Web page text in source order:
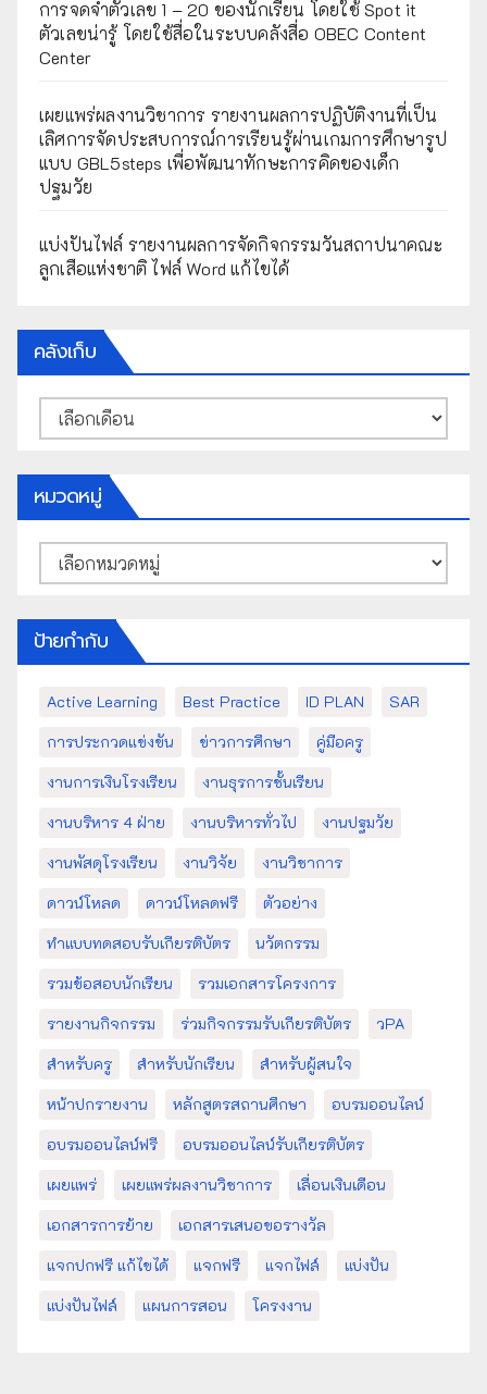
การจดจำตัวเลข 1 – 20 ของนักเรียน โดยใช้ Spot it
ตัวเลขน่ารู้ โดยใช้สื่อในระบบคลังสื่อ OBEC Content
Center
เผยแพร่ผลงานวิชาการ รายงานผลการปฏิบัติงานที่เป็น
เลิศการจัดประสบการณ์การเรียนรู้ผ่านเกมการศึกษารูป
แบบ GBL5steps เพื่อพัฒนาทักษะการคิดของเด็ก
ปฐมวัย
แบ่งปันไฟล์ รายงานผลการจัดกิจกรรมวันสถาปนาคณะ
ลูกเสือแห่งชาติ ไฟล์ Word แก้ไขได้
คลังเก็บ
คลัง
เก็บ
หมวดหมู่
หมวด
หมู่
ป้ายกำกับ
Active Learning Best Practice ID PLAN
SAR
การประกวดแข่งขัน
ข่าวการศึกษา
คู่มือครู
งานการเงินโรงเรียน
งานธุรการชั้นเรียน
งานบริหาร 4 ฝ่าย
งานบริหารทั่วไป
งานปฐมวัย
งานพัสดุโรงเรียน
งานวิจัย
งานวิชาการ
ดาวน์โหลด
ดาวน์โหลดฟรี
ตัวอย่าง
ทำแบบทดสอบรับเกียรติบัตร
นวัตกรรม
รวมข้อสอบนักเรียน
รวมเอกสารโครงการ
รายงานกิจกรรม
ร่วมกิจกรรมรับเกียรติบัตร
วPA
สำหรับครู
สำหรับนักเรียน
สำหรับผู้สนใจ
หน้าปกรายงาน
หลักสูตรสถานศึกษา
อบรมออนไลน์
อบรมออนไลน์ฟรี
อบรมออนไลน์รับเกียรติบัตร
เผยแพร่
เผยแพร่ผลงานวิชาการ
เลื่อนเงินเดือน
เอกสารการย้าย
เอกสารเสนอขอรางวัล
แจกปกฟรี แก้ไขได้
แจกฟรี แจกไฟล์
แบ่งปัน
แบ่งปันไฟล์
แผนการสอน โครงงาน